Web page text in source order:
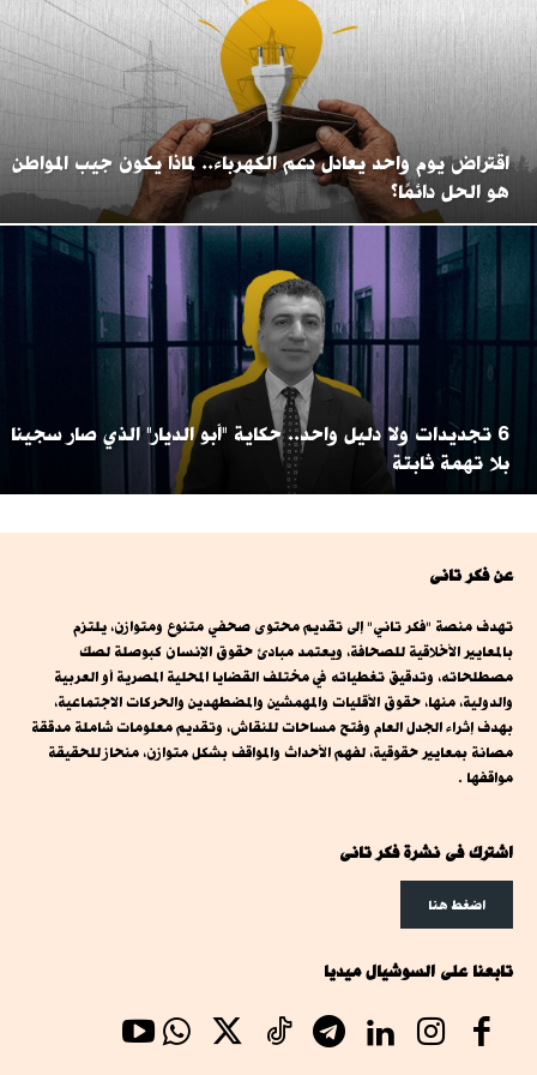
اقتراض يوم واحد يعادل دعم الكهرباء.. لماذا يكون جيب المواطن
هو الحل دائمًا؟
6 تجديدات ولا دليل واحد.. حكاية "أبو الديار" الذي صار سجينا
بلا تهمة ثابتة
عن فكر تانى
تهدف منصة "فكر تاني" إلى تقديم محتوى صحفي متنوع ومتوازن، يلتزم
بالمعايير الأخلاقية للصحافة، ويعتمد مبادئ حقوق الإنسان كبوصلة لصك
مصطلحاته، وتدقيق تغطياته في مختلف القضايا المحلية المصرية أو العربية
والدولية، منها، حقوق الأقليات والمهمشين والمضطهدين والحركات الاجتماعية،
بهدف إثراء الجدل العام وفتح مساحات للنقاش، وتقديم معلومات شاملة مدققة
مصانة بمعايير حقوقية، لفهم الأحداث والمواقف بشكل متوازن، منحاز للحقيقة
مواقفها .
اشترك فى نشرة فكر تانى
اضغط هنا
تابعنا على السوشيال ميديا